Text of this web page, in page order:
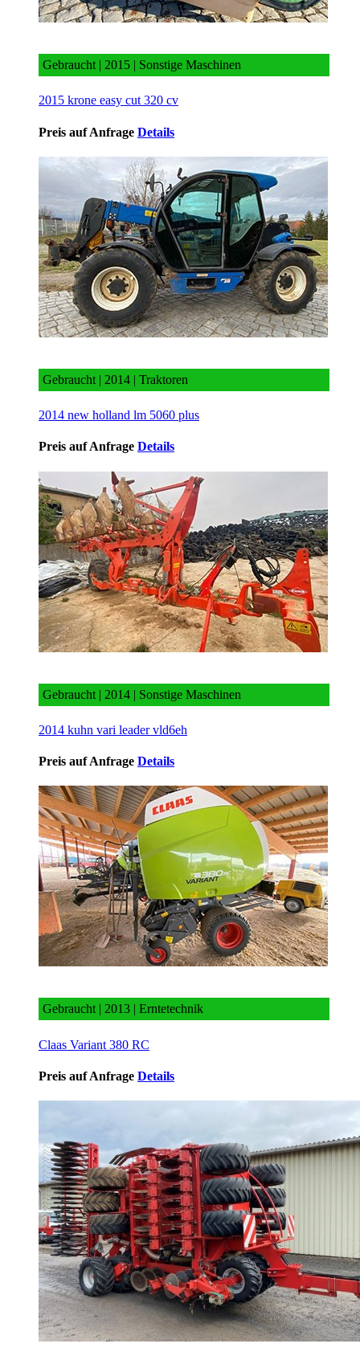
Gebraucht | 2015 | Sonstige Maschinen
2015 krone easy cut 320 cv
Preis auf Anfrage Details
Gebraucht | 2014 | Traktoren
2014 new holland lm 5060 plus
Preis auf Anfrage Details
Gebraucht | 2014 | Sonstige Maschinen
2014 kuhn vari leader vld6eh
Preis auf Anfrage Details
Gebraucht | 2013 | Erntetechnik
Claas Variant 380 RC
Preis auf Anfrage Details